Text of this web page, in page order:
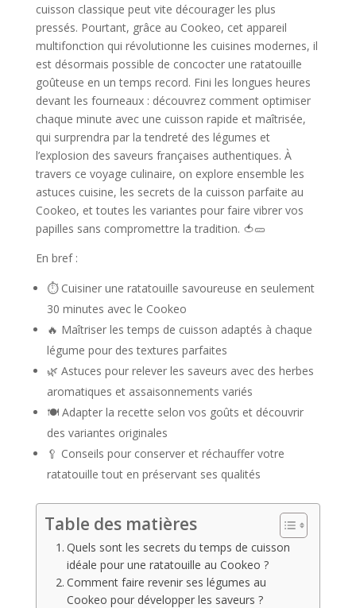
cuisson classique peut vite décourager les plus
pressés. Pourtant, grâce au Cookeo, cet appareil
multifonction qui révolutionne les cuisines modernes, il
est désormais possible de concocter une ratatouille
goûteuse en un temps record. Fini les longues heures
devant les fourneaux : découvrez comment optimiser
chaque minute avec une cuisson rapide et maîtrisée,
qui surprendra par la tendreté des légumes et
l’explosion des saveurs françaises authentiques. À
travers ce voyage culinaire, on explore ensemble les
astuces cuisine, les secrets de la cuisson parfaite au
Cookeo, et toutes les variantes pour faire vibrer vos
papilles sans compromettre la tradition. 🍅🥒
En bref :
⏱️ Cuisiner une ratatouille savoureuse en seulement
30 minutes avec le Cookeo
🔥 Maîtriser les temps de cuisson adaptés à chaque
légume pour des textures parfaites
🌿 Astuces pour relever les saveurs avec des herbes
aromatiques et assaisonnements variés
🍽️ Adapter la recette selon vos goûts et découvrir
des variantes originales
🥄 Conseils pour conserver et réchauffer votre
ratatouille tout en préservant ses qualités
Table des matières
Quels sont les secrets du temps de cuisson
idéale pour une ratatouille au Cookeo ?
Comment faire revenir ses légumes au
Cookeo pour développer les saveurs ?